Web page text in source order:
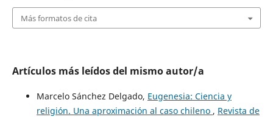
Más formatos de cita
Artículos más leídos del mismo autor/a
Marcelo Sánchez Delgado, Eugenesia: Ciencia y
religión. Una aproximación al caso chileno , Revista de